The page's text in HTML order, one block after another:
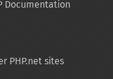
Documentation
PHP.net sites